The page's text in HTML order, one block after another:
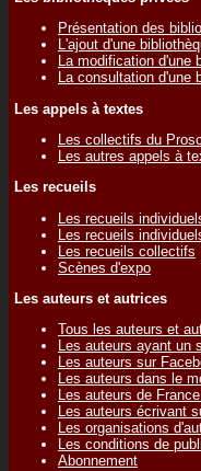
Présentation des
L'ajout d'une
La modification d'une
La consultation d'une
Les appels à textes
Les collectifs du
Les autres appels à
Les recueils
Les recueils
Les recueils
Les recueils collectifs
Scènes d'expo
Les auteurs et autrices
Tous les auteurs et
Les auteurs ayant un
Les auteurs sur
Les auteurs dans le
Les auteurs de
Les auteurs écrivant
Les organisations
Les conditions de
Abonnement